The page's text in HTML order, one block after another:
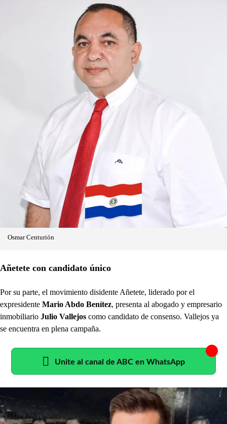
Osmar Centurión
Añetete con candidato único
Por su parte, el movimiento disidente Añetete, liderado por el
expresidente Mario Abdo Benítez, presenta al abogado y empresario
inmobiliario Julio Vallejos como candidato de consenso. Vallejos ya
se encuentra en plena campaña.
Unite al canal de ABC en WhatsApp